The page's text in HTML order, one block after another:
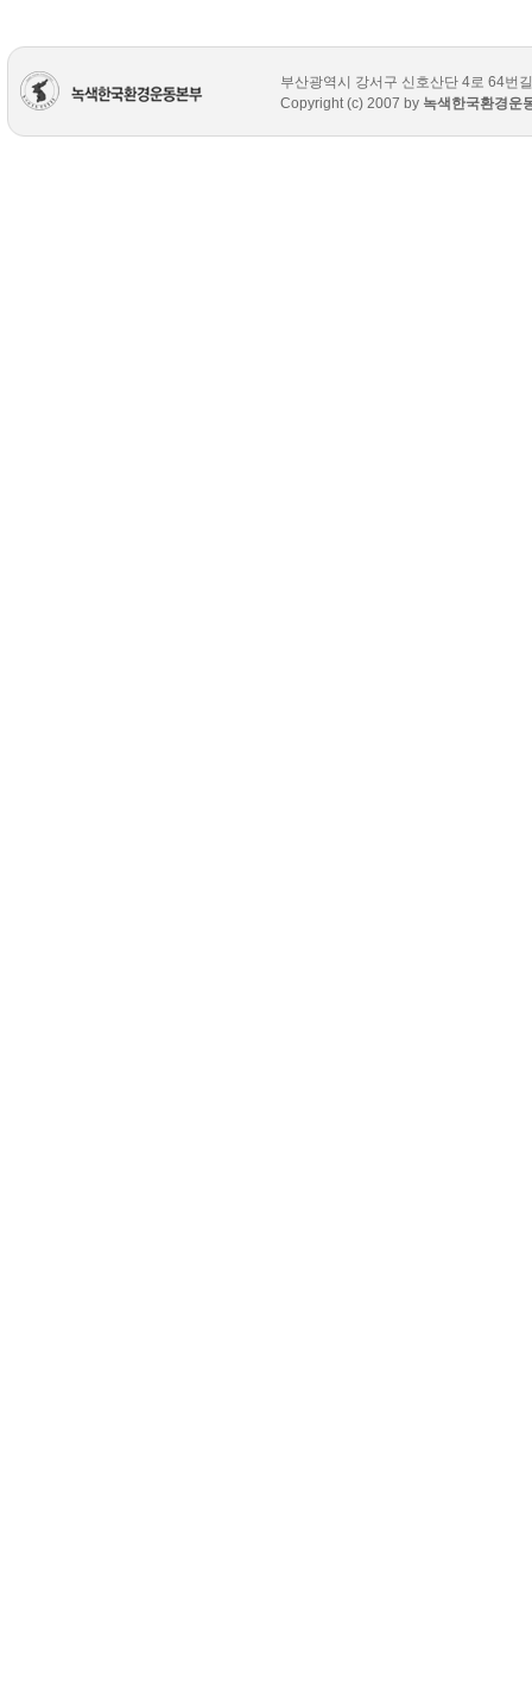
부산광역시 강서구 신호산단 4로 64
Copyright (c) 2007 by 녹색한국환경운